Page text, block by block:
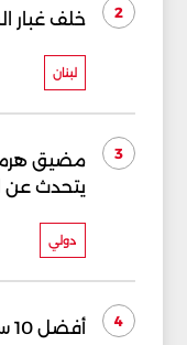
2 خلف غبار
لبنان
3
مضيق
يتحدث عن
دولي
4 أفضل 10 سيارات مناسبة للشباب